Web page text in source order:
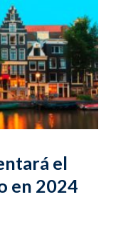
el
en 2024